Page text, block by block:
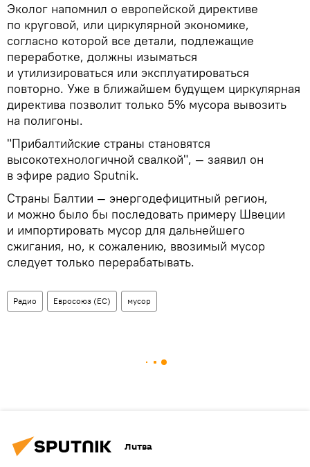
Эколог напомнил о европейской директиве
по круговой, или циркулярной экономике,
согласно которой все детали, подлежащие
переработке, должны изыматься
и утилизироваться или эксплуатироваться
повторно. Уже в ближайшем будущем циркулярная
директива позволит только 5% мусора вывозить
на полигоны.
"Прибалтийские страны становятся
высокотехнологичной свалкой", — заявил он
в эфире радио Sputnik.
Страны Балтии — энергодефицитный регион,
и можно было бы последовать примеру Швеции
и импортировать мусор для дальнейшего
сжигания, но, к сожалению, ввозимый мусор
следует только перерабатывать.
Радио Евросоюз (ЕС) мусор
Литва